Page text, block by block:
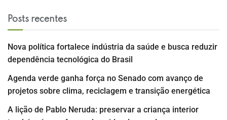
Posts recentes
Nova política fortalece indústria da saúde e busca reduzir
dependência tecnológica do Brasil
Agenda verde ganha força no Senado com avanço de
projetos sobre clima, reciclagem e transição energética
A lição de Pablo Neruda: preservar a criança interior